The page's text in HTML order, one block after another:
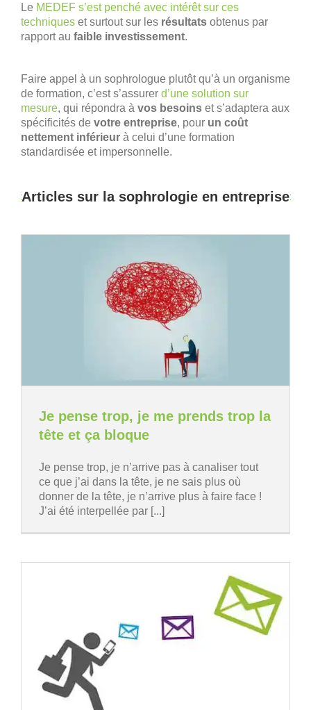
Le MEDEF s’est penché avec intérêt sur ces
techniqueset surtout sur les résultatsobtenus par
rapport au faible investissement.
Faire appel à un sophrologue plutôt qu’à un organisme
de formation, c’est s’assurer d’une solution sur
mesure, qui répondra à vos besoinset s’adaptera aux
spécificités de votre entreprise, pour un coût
nettement inférieurà celui d’une formation
standardisée et impersonnelle.
Articles sur la sophrologie en entreprise
Je pense trop, je me prends trop la
tête et ça bloque
Je pense trop, je n’arrive pas à canaliser tout
ce que j’ai dans la tête, je ne sais plus où
donner de la tête, je n’arrive plus à faire face !
J’ai été interpellée par [...]